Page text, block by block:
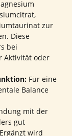
zur
Diese
bei
Aktivität oder
Für eine
Balance
mit der
gut
wird